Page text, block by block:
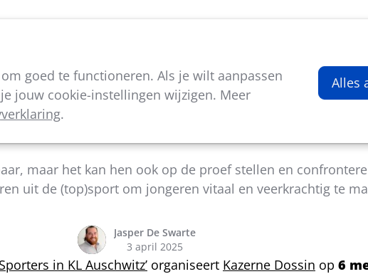
goed te functioneren. Als je wilt aanpassen
jouw cookie-instellingen wijzigen. Meer
.
Alles
& activiteiten
Sport en Veerkracht in Kazerne Dossin
maar het kan hen ook op de proef stellen en
uit de (top)sport om jongeren vitaal en veerkrachtig te
Jasper De Swarte
3 april 2025
in KL Auschwitz’ organiseert Kazerne Dossin op 6